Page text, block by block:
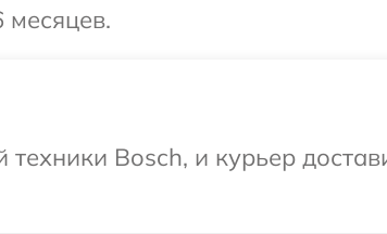
месяцев.
Bosch, и курьер